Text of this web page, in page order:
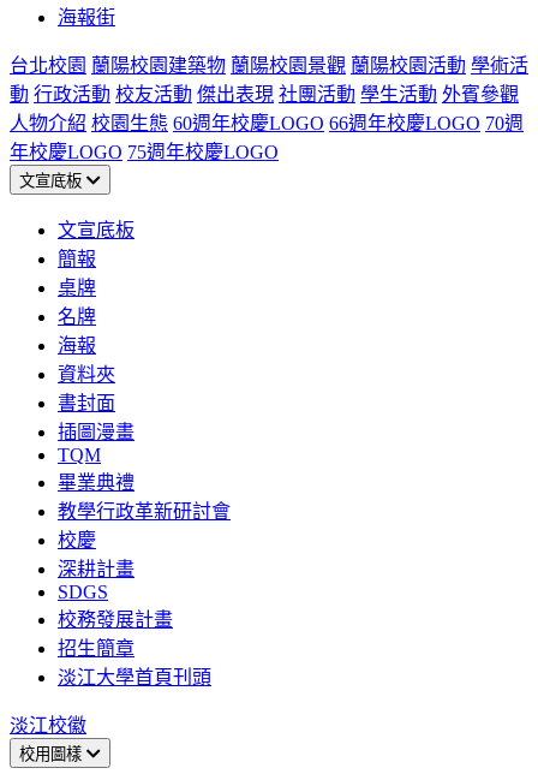
海報街
台北校園 蘭陽校園建築物 蘭陽校園景觀 蘭陽校園活動 學術活
動 行政活動 校友活動 傑出表現 社團活動 學生活動 外賓參觀
人物介紹 校園生態 60週年校慶LOGO 66週年校慶LOGO 70週
年校慶LOGO 75週年校慶LOGO
文宣底板
文宣底板
簡報
桌牌
名牌
海報
資料夾
書封面
插圖漫畫
TQM
畢業典禮
教學行政革新研討會
校慶
深耕計畫
SDGS
校務發展計畫
招生簡章
淡江大學首頁刊頭
淡江校徽
校用圖樣